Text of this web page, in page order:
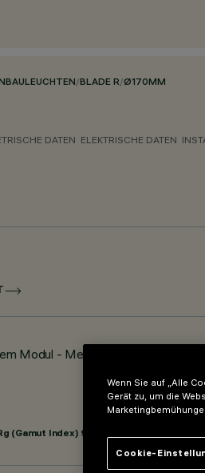
/BLADE R/Ø170MM
DATEN ELEKTRISCHE DATEN
Modul - Medium-Optik
(Gamut Index) 99
Wenn Sie auf „Alle
Gerät zu, um die
Cookie-